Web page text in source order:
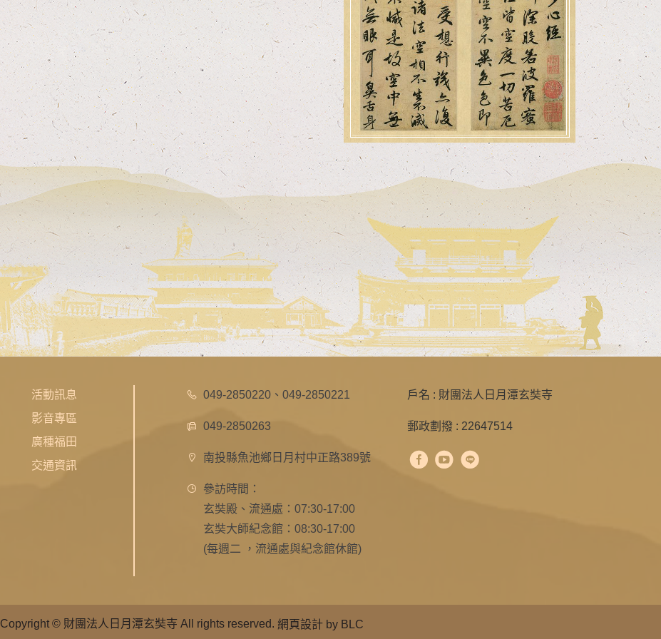
活動訊息
影音專區
廣種福田
交通資訊
049-2850220 、 049-2850221
049-2850263
南投縣魚池鄉日月村中正路389號
參訪時間：
玄奘殿、流通處：07:30-17:00
玄奘大師紀念館：08:30-17:00
(每週二 ，流通處與紀念館休館)
戶名 : 財團法人日月潭玄奘寺
郵政劃撥 : 22647514
Copyright © 財團法人日月潭玄奘寺 All rights reserved. 網頁設計 by BLC